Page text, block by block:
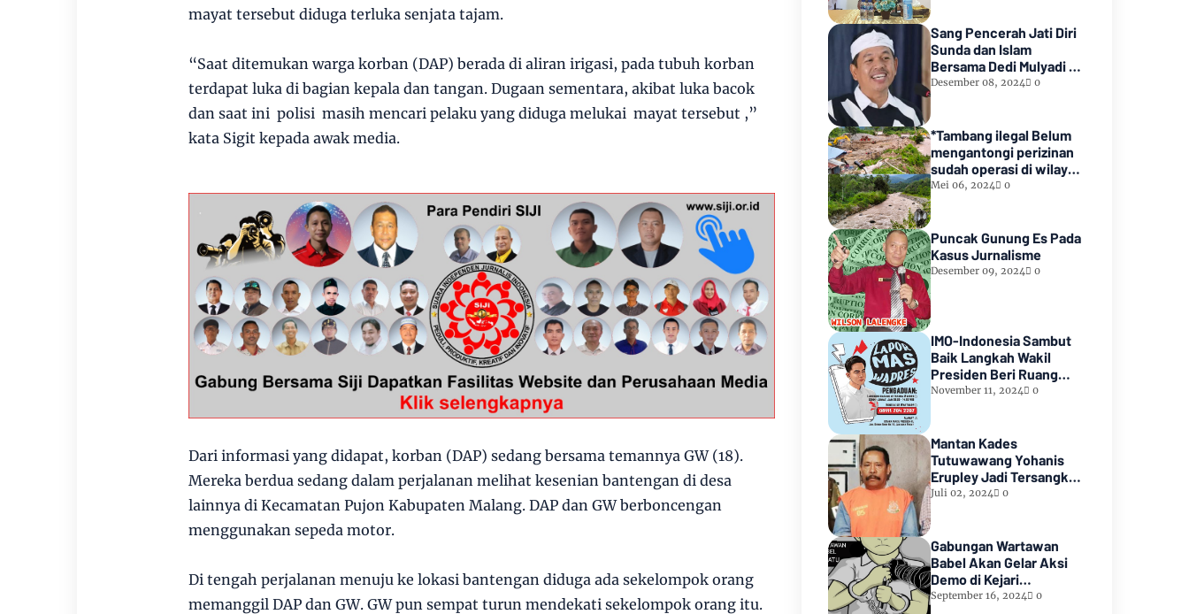
mayat tersebut diduga terluka senjata tajam.
“Saat ditemukan warga korban (DAP) berada di aliran irigasi, pada tubuh korban
terdapat luka di bagian kepala dan tangan. Dugaan sementara, akibat luka bacok
dan saat ini polisi masih mencari pelaku yang diduga melukai mayat tersebut ,”
kata Sigit kepada awak media.
Dari informasi yang didapat, korban (DAP) sedang bersama temannya GW (18).
Mereka berdua sedang dalam perjalanan melihat kesenian bantengan di desa
lainnya di Kecamatan Pujon Kabupaten Malang. DAP dan GW berboncengan
menggunakan sepeda motor.
Di tengah perjalanan menuju ke lokasi bantengan diduga ada sekelompok orang
memanggil DAP dan GW. GW pun sempat turun mendekati sekelompok orang itu.
Oleh Sat Reskrim
Sang Pencerah Jati Diri
Sunda dan Islam
Bersama Dedi Mulyadi :
Harmoni yang Tak
Desember 08, 2024 0
*Tambang ilegal Belum
mengantongi perizinan
sudah operasi di wilayah
hutan lindung paiker
Mei 06, 2024 0
Puncak Gunung Es Pada
Kasus Jurnalisme
Desember 09, 2024 0
IMO-Indonesia Sambut
Baik Langkah Wakil
Presiden Beri Ruang
Aduan Masyarakat
November 11, 2024 0
Mantan Kades
Tutuwawang Yohanis
Erupley Jadi Tersangka
Diduga Korupsi 1,2 Miliar
Juli 02, 2024 0
Gabungan Wartawan
Babel Akan Gelar Aksi
Demo di Kejari
Pangkalpinang
September 16, 2024 0